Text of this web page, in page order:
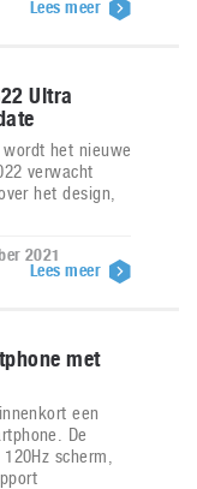
Lees meer
Ultra
wordt het nieuwe
verwacht
het design,
2021
Lees meer
met
een
De
scherm,